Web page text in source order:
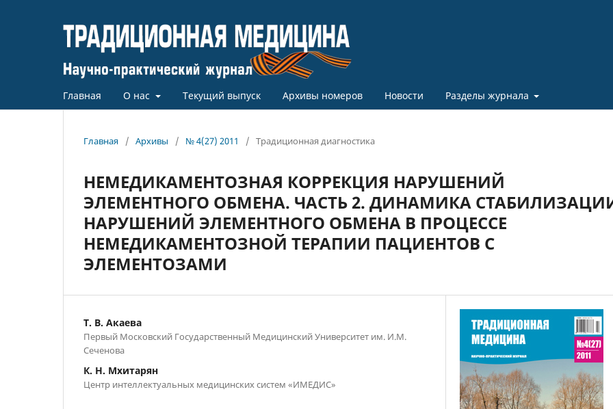
Главная О нас Текущий выпуск Архивы номеров Новости Разделы журнала
Главная / Архивы / № 4(27) 2011 / Традиционная диагностика
НЕМЕДИКАМЕНТОЗНАЯ КОРРЕКЦИЯ НАРУШЕНИЙ
ЭЛЕМЕНТНОГО ОБМЕНА. ЧАСТЬ 2. ДИНАМИКА
НАРУШЕНИЙ ЭЛЕМЕНТНОГО ОБМЕНА В ПРОЦЕССЕ
НЕМЕДИКАМЕНТОЗНОЙ ТЕРАПИИ ПАЦИЕНТОВ С
ЭЛЕМЕНТОЗАМИ
Т. В. Акаева
Первый Московский Государственный Медицинский Университет им. И.М.
Сеченова
К. Н. Мхитарян
Центр интеллектуальных медицинских систем «ИМЕДИС»